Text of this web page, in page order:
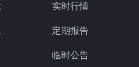
实时行情
定期报告
临时公告